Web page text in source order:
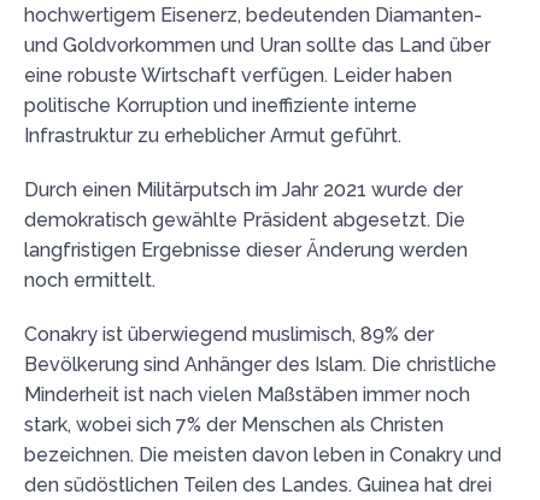
hochwertigem Eisenerz, bedeutenden Diamanten-
und Goldvorkommen und Uran sollte das Land über
eine robuste Wirtschaft verfügen. Leider haben
politische Korruption und ineffiziente interne
Infrastruktur zu erheblicher Armut geführt.
Durch einen Militärputsch im Jahr 2021 wurde der
demokratisch gewählte Präsident abgesetzt. Die
langfristigen Ergebnisse dieser Änderung werden
noch ermittelt.
Conakry ist überwiegend muslimisch, 89% der
Bevölkerung sind Anhänger des Islam. Die christliche
Minderheit ist nach vielen Maßstäben immer noch
stark, wobei sich 7% der Menschen als Christen
bezeichnen. Die meisten davon leben in Conakry und
den südöstlichen Teilen des Landes. Guinea hat drei